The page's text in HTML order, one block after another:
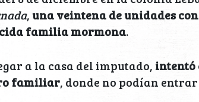
, una veintena de unidades
familia mormona.
a la casa del imputado, intentó
familiar, donde no podían